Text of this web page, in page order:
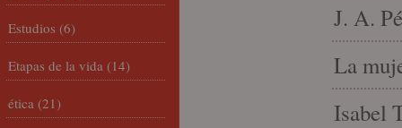
J. A.
La
Isabel
Estudios (6)
Etapas de la vida (14)
ética (21)